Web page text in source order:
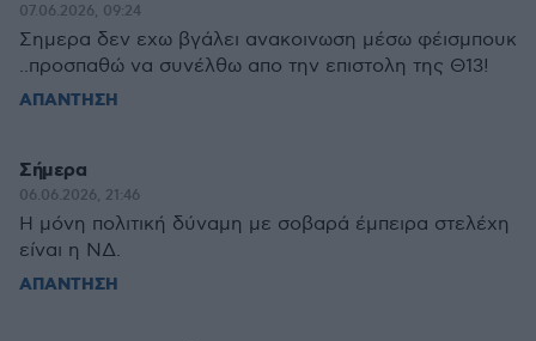
07.06.2026, 09:24
Σημερα δεν εχω βγάλει ανακοινωση μέσω φέισμπουκ
..προσπαθώ να συνέλθω απο την επιστολη της Θ13!
ΑΠΑΝΤΗΣΗ
Σήμερα
06.06.2026, 21:46
Η μόνη πολιτική δύναμη με σοβαρά έμπειρα στελέχη
είναι η ΝΔ.
ΑΠΑΝΤΗΣΗ